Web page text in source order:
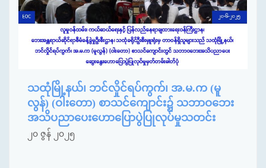
သထုံမြို့နယ်၊ ဘင်လှိုင်ရပ်ကွက်၊ အ.မ.က (မူ
လွန်) (ဝါးတော) စာသင်ကျောင်း၌ သဘာဝဘေး
အသိပညာပေးဟောပြောပွဲပြုလုပ်မှုသတင်း
၂၀ ဇွန် ၂၀၂၅